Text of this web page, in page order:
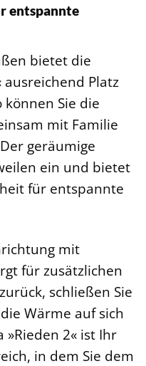
entspannte
bietet die
ausreichend Platz
Sie die
mit Familie
geräumige
ein und bietet
für entspannte
mit
für zusätzlichen
schließen Sie
Wärme auf sich
»Rieden 2« ist Ihr
in dem Sie dem